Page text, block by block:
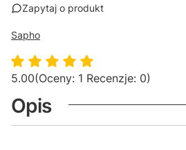
Zapytaj o produkt
Sapho
5.00(Oceny: 1 Recenzje: 0)
Opis